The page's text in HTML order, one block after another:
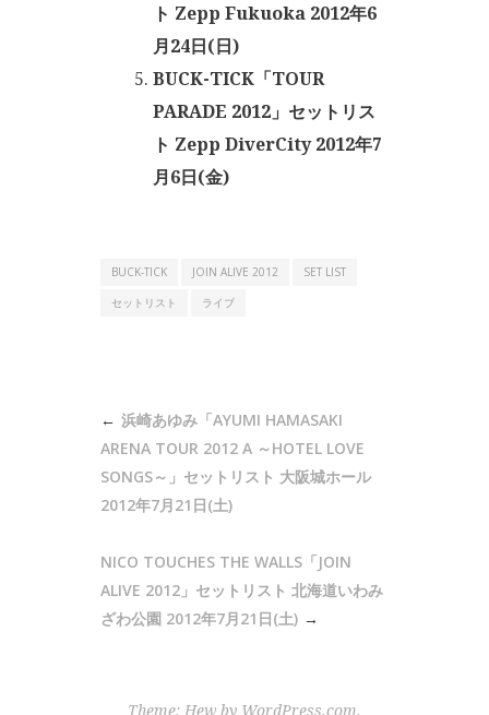
ト Zepp Fukuoka 2012年6
月24日(日)
BUCK-TICK「TOUR
PARADE 2012」セットリス
ト Zepp DiverCity 2012年7
月6日(金)
BUCK-TICK JOIN ALIVE 2012
SET LIST
セットリスト
ライブ
浜崎あゆみ「AYUMI HAMASAKI
ARENA TOUR 2012 A ～HOTEL LOVE
SONGS～」セットリスト 大阪城ホール
2012年7月21日(土)
NICO TOUCHES THE WALLS「JOIN
ALIVE 2012」セットリスト 北海道いわみ
ざわ公園 2012年7月21日(土)
Theme: Hew by WordPress.com.